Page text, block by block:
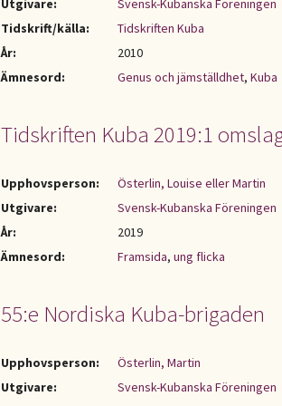
Utgivare:
Svensk-Kubanska Föreningen
Tidskrift/källa:
Tidskriften Kuba
År:
2010
Ämnesord:
Genus och jämställdhet, Kuba
Tidskriften Kuba 2019:1
Upphovsperson:
Österlin, Louise eller Martin
Utgivare:
Svensk-Kubanska Föreningen
År:
2019
Ämnesord:
Framsida, ung flicka
55:e Nordiska Kuba-brigaden
Upphovsperson:
Österlin, Martin
Utgivare:
Svensk-Kubanska Föreningen